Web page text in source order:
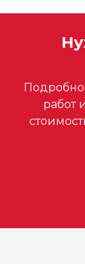
Подробно
работ